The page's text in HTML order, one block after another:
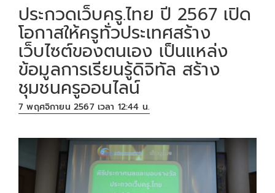
ประกวดเว็บครู.ไทย ปี 2567 เปิด
โอกาสให้ครูทั่วประเทศสร้าง
เว็บไซต์ของตนเอง เป็นแหล่ง
ข้อมูลการเรียนรู้ดิจิทัล สร้าง
ชุมชนครูออนไลน์
7 พฤศจิกายน 2567 เวลา 12:44 น.